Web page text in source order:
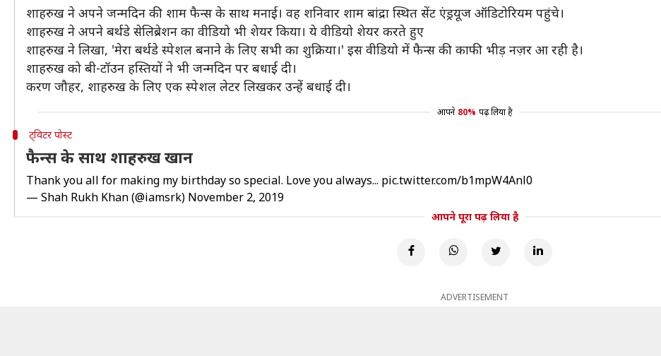
शाहरुख ने अपने जन्मदिन की शाम फैन्स के साथ मनाई। वह शनिवार शाम बांद्रा स्थित सेंट एंड्रयूज ऑडिटोरियम पहुंचे।
शाहरुख ने अपने बर्थडे सेलिब्रेशन का वीडियो भी शेयर किया। ये वीडियो शेयर करते हुए
शाहरुख ने लिखा, 'मेरा बर्थडे स्पेशल बनाने के लिए सभी का शुक्रिया।' इस वीडियो में फैन्स की काफी भीड़ नज़र आ रही है।
शाहरुख को बी-टॉउन हस्तियों ने भी जन्मदिन पर बधाई दी।
करण जौहर, शाहरुख के लिए एक स्पेशल लेटर लिखकर उन्हें बधाई दी।
आपने 80% पढ़ लिया है
ट्विटर पोस्ट
फैन्स के साथ शाहरुख खान
Thank you all for making my birthday so special. Love you always... pic.twitter.com/b1mpW4Anl0
— Shah Rukh Khan (@iamsrk) November 2, 2019
आपने पूरा पढ़ लिया है
ADVERTISEMENT